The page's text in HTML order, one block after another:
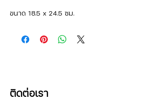
ขนาด 18.5 x 24.5 ซม.
ติดต่อเรา